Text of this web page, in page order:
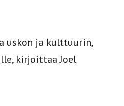
uskon ja kulttuurin,
kirjoittaa Joel